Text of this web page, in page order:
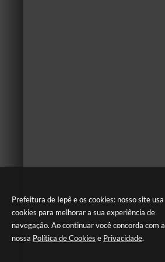
Prefeitura de Iepê e os cookies: nosso site usa
cookies para melhorar a sua experiência de
navegação. Ao continuar você concorda com a
nossa Política de Cookies e Privacidade.